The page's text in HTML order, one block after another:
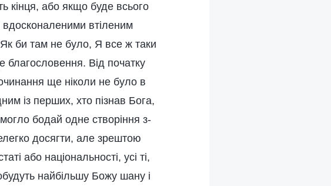
кінця, або якщо буде всього
вдосконаленими втіленим
би там не було, Я все ж таки
благословення. Від початку
ще ніколи не було в
із перших, хто пізнав Бога,
бодай одне створіння з-
досягти, але зрештою
або національності, усі ті,
найбільшу Божу шану і